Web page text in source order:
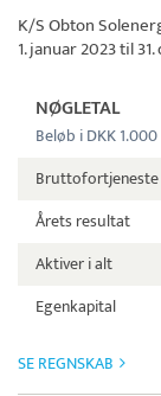
K/S Obton
1. januar 2023 til
NØGLETAL
Beløb i DKK 1.000
Bruttofortjeneste
Årets resultat
Aktiver i alt
Egenkapital
SE REGNSKAB